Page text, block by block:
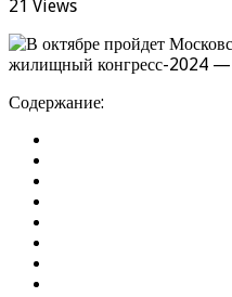
21 Views
Содержание: